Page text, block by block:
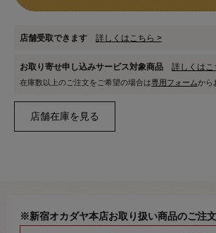
店舗受取できます 詳しくはこちら >
お取り寄せ申し込みサービス対象商品 詳しくはこ
在庫数以上のご注文をご希望の場合は専用フォームから
※新宿オカダヤ本店お取り扱い商品のご注